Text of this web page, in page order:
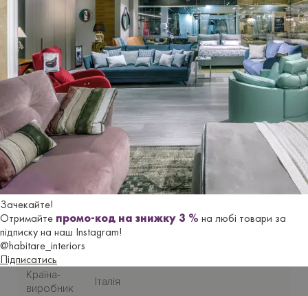
Зачекайте!
Отримайте промо-код на знижку 3 % на любі товари за
підписку на наш Instagram!
@habitare_interiors
Підписатись
МАТЕРІАЛИ тумбочкиGEMMA:
Корпус - екологічно чистий ДСП класу E1 і МДФ в
матовому лакуванні. Фасади 2-х шухляд мають стильну
ручку з лакованого загартовоного скла. Висувні
шухляди оздоблені доводчиками та мають плавний хід.
Гарантійний термін - 24 місяца.
Характеристики
Бренд MORETTI COMPACT. GIORNO_NOTTE
Країна-
виробник
Італія